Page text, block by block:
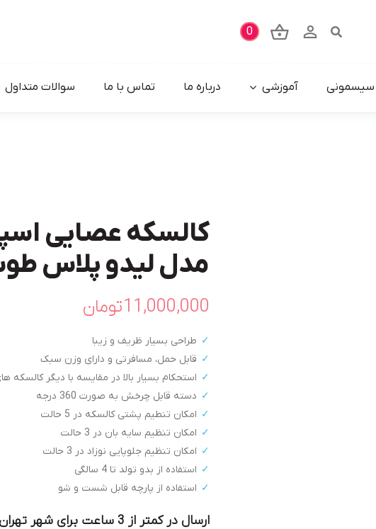
0
سیسمونی آموزشی درباره ما تماس با ما سوالات متداول
کالسکه عصایی
مدل لیدو پلاس
11,000,000تومان
طراحی بسیار ظریف و زیبا
قابل حمل، مسافرتی و دارای وزن سبک
استحکام بسیار بالا در مقایسه با دیگر کالسکه
دسته قابل چرخش به صورت 360 درجه
امکان تنطیم پشتی کالسکه در 5 حالت
امکان تنظیم سایه بان در 3 حالت
امکان تنظیم جلوپایی نوزاد در 3 حالت
استفاده از بدو تولد تا 4 سالگی
استفاده از پارچه قابل شست و شو
ارسال در کمتر از 3 ساعت برای شهر تهران